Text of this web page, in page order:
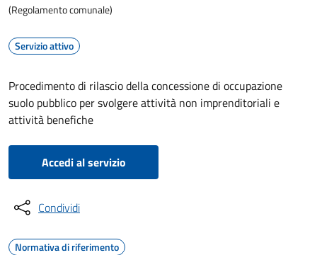
(Regolamento comunale)
Servizio attivo
Procedimento di rilascio della concessione di occupazione
suolo pubblico per svolgere attività non imprenditoriali e
attività benefiche
Accedi al servizio
Condividi
Normativa di riferimento